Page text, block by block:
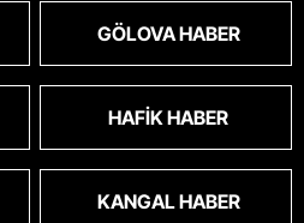
GÖLOVA HABER
HAFIK HABER
KANGAL HABER